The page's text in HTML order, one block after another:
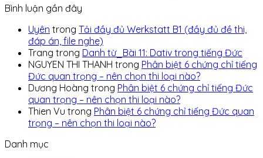
Bình luận gần đây
Uyên trong Tải đầy đủ Werkstatt B1 (đầy đủ đề thi,
đáp án, file nghe)
Trang trong Danh từ_Bài 11: Dativ trong tiếng Đức
NGUYEN THI THANH trong Phân biệt 6 chứng chỉ tiếng
Đức quan trọng – nên chọn thi loại nào?
Dương Hoàng trong Phân biệt 6 chứng chỉ tiếng Đức
quan trọng – nên chọn thi loại nào?
Thien Vu trong Phân biệt 6 chứng chỉ tiếng Đức quan
trọng – nên chọn thi loại nào?
Danh mục